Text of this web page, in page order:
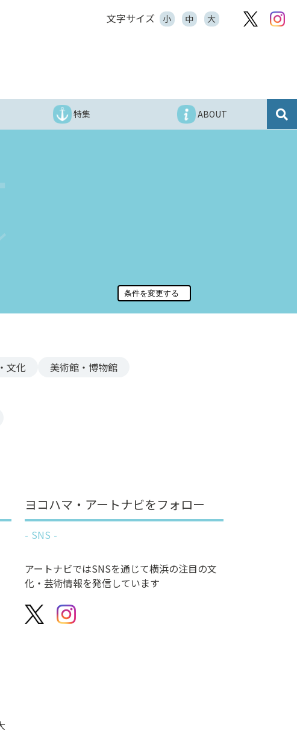
文字サイズ 小 中 大
特集 ABOUT
文化
美術館・博物館
ヨコハマ・アートナビをフォロー
SNS
アートナビではSNSを通じて横浜の注目の文
化・芸術情報を発信しています